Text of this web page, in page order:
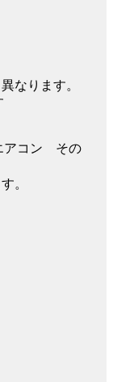
なります。
コン その
。